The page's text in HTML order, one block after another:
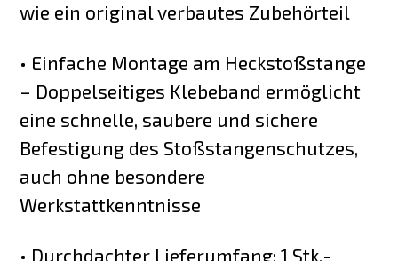
wie ein original verbautes Zubehörteil
• Einfache Montage am Heckstoßstange
– Doppelseitiges Klebeband ermöglicht
eine schnelle, saubere und sichere
Befestigung des Stoßstangenschutzes,
auch ohne besondere
Werkstattkenntnisse
• Durchdachter Lieferumfang: 1 Stk.-